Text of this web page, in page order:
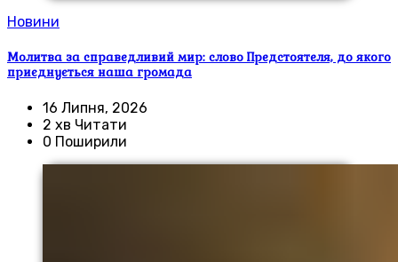
Новини
Молитва за справедливий мир: слово Предстоятеля, до якого
приєднується наша громада
16 Липня, 2026
2 хв Читати
0 Поширили